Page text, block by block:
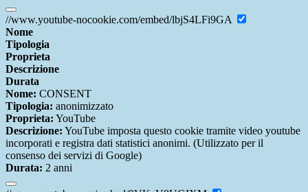
//www.youtube-nocookie.com/embed/lbjS4LFi9GA
Nome
Tipologia
Proprieta
Descrizione
Durata
Nome: CONSENT
Tipologia: anonimizzato
Proprieta: YouTube
Descrizione: YouTube imposta questo cookie tramite video youtube
incorporati e registra dati statistici anonimi. (Utilizzato per il
consenso dei servizi di Google)
Durata: 2 anni